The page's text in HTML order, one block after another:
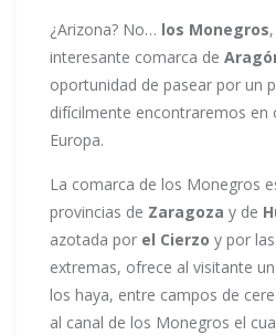
¿Arizona? No… los Monegros
interesante comarca de
oportunidad de pasear por un
difícilmente encontraremos en
Europa.
La comarca de los Monegros
provincias de Zaragoza y de
azotada por el Cierzo y por
extremas, ofrece al visitante
los haya, entre campos de
al canal de los Monegros el